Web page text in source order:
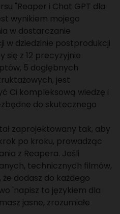
"Reaper i Chat GPT dla
wynikiem mojego
w dostarczanie
w dziedzinie postprodukcji
się z 12 precyzyjnie
5 dogłębnych
jest
Ci kompleksową wiedzę i
do skutecznego
zaprojektowany tak, aby
po kroku, prowadząc
z Reapera. Jeśli
technicznych filmów,
dodasz do każdego
'napisz to językiem dla
jasne, zrozumiałe